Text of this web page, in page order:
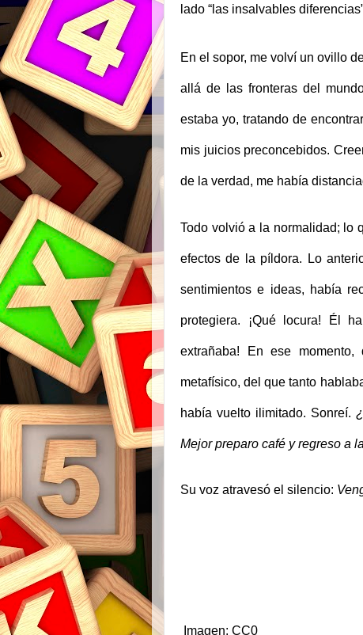
lado “las insalvables
En el sopor, me volví un ovillo
allá de las fronteras del
estaba yo, tratando de
mis juicios preconcebidos.
de la verdad, me había
Todo volvió a la normalidad; lo
efectos de la píldora. Lo
sentimientos e ideas, había
protegiera. ¡Qué locura! Él
extrañaba! En ese
metafísico, del que tanto
había vuelto ilimitado. Sonreí.
Mejor preparo café y regreso a
Su voz atravesó el silencio:
Imagen: CC0